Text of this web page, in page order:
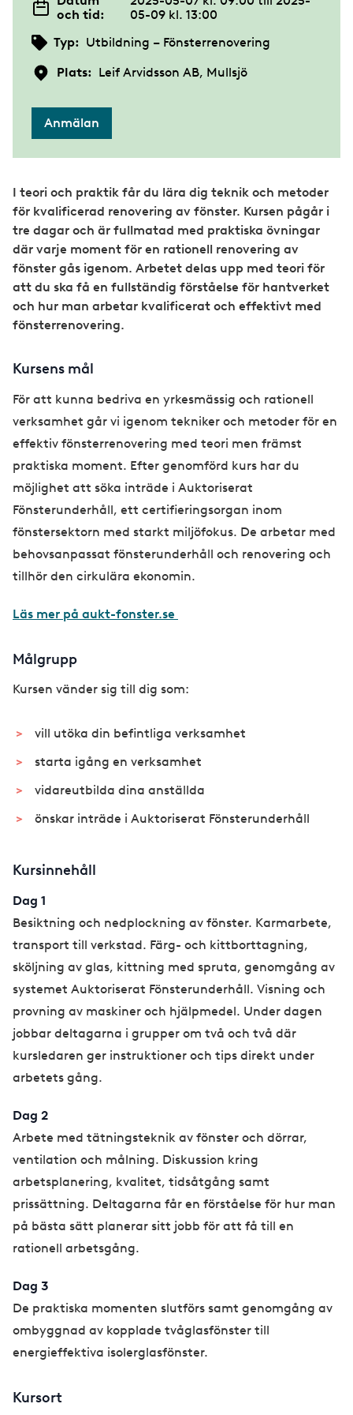
och tid:
05-09 kl. 13:00
Typ: Utbildning – Fönsterrenovering
Plats: Leif Arvidsson AB, Mullsjö
Anmälan
I teori och praktik får du lära dig teknik och metoder
för kvalificerad renovering av fönster. Kursen pågår i
tre dagar och är fullmatad med praktiska övningar
där varje moment för en rationell renovering av
fönster gås igenom. Arbetet delas upp med teori för
att du ska få en fullständig förståelse för hantverket
och hur man arbetar kvalificerat och effektivt med
fönsterrenovering.
Kursens mål
För att kunna bedriva en yrkesmässig och rationell
verksamhet går vi igenom tekniker och metoder för en
effektiv fönsterrenovering med teori men främst
praktiska moment. Efter genomförd kurs har du
möjlighet att söka inträde i Auktoriserat
Fönsterunderhåll, ett certifieringsorgan inom
fönstersektorn med starkt miljöfokus. De arbetar med
behovsanpassat fönsterunderhåll och renovering och
tillhör den cirkulära ekonomin.
Läs mer på aukt-fonster.se
Målgrupp
Kursen vänder sig till dig som:
vill utöka din befintliga verksamhet
starta igång en verksamhet
vidareutbilda dina anställda
önskar inträde i Auktoriserat Fönsterunderhåll
Kursinnehåll
Dag 1
Besiktning och nedplockning av fönster. Karmarbete,
transport till verkstad. Färg- och kittborttagning,
sköljning av glas, kittning med spruta, genomgång av
systemet Auktoriserat Fönsterunderhåll. Visning och
provning av maskiner och hjälpmedel. Under dagen
jobbar deltagarna i grupper om två och två där
kursledaren ger instruktioner och tips direkt under
arbetets gång.
Dag 2
Arbete med tätningsteknik av fönster och dörrar,
ventilation och målning. Diskussion kring
arbetsplanering, kvalitet, tidsåtgång samt
prissättning. Deltagarna får en förståelse för hur man
på bästa sätt planerar sitt jobb för att få till en
rationell arbetsgång.
Dag 3
De praktiska momenten slutförs samt genomgång av
ombyggnad av kopplade tvåglasfönster till
energieffektiva isolerglasfönster.
Kursort